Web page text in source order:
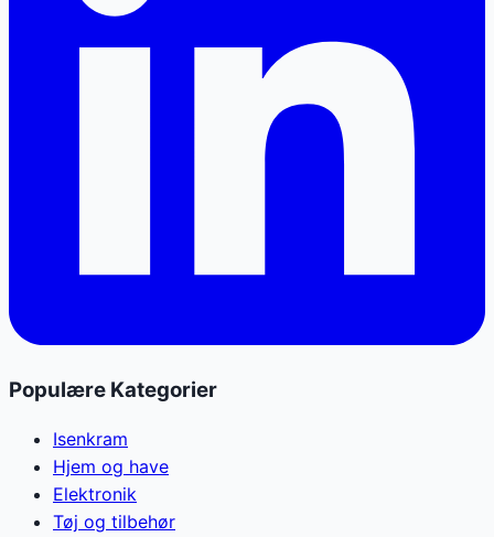
Populære Kategorier
Isenkram
Hjem og have
Elektronik
Tøj og tilbehør